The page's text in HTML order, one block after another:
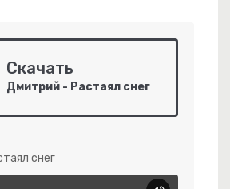
Скачать
Дмитрий - Растаял снег
снег
…